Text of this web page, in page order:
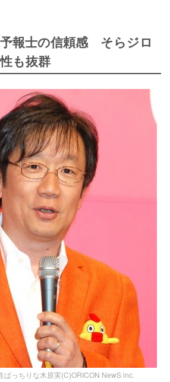
報士の信頼感 そらジロ
も抜群
ばっちりな木原実(C)ORICON NewS inc.